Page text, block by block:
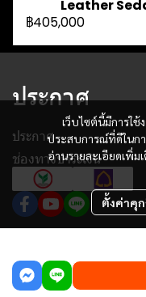
Leather
฿405,000
เว็บไซต์นี้มีการใ
ประสบการณ์ที่ดีในกา
อ่านรายละเอียดเพิ่ม
ตั้งค่าคุ
ประกาศ
ประกาศ
ช่องทางชำระเงิน
ผู้เข้